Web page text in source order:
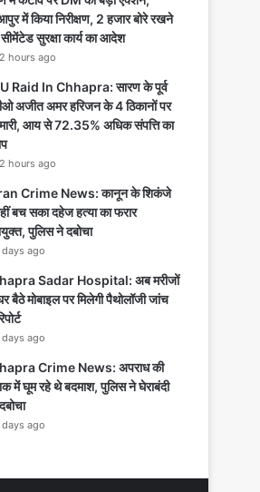
में किया निरीक्षण, 2 हजार बोरे रखने
सुरक्षा कार्य का आदेश
hours ago
Raid In Chhapra: सारण के पूर्व
अजीत अमर हरिजन के 4 ठिकानों पर
आय से 72.35% अधिक संपत्ति का
hours ago
Crime News: कानून के शिकंजे
बच सका दहेज हत्या का फरार
पुलिस ने दबोचा
days ago
Sadar Hospital: अब मरीजों
बैठे मोबाइल पर मिलेगी पैथोलॉजी जांच
days ago
Crime News: अपराध की
में घूम रहे थे बदमाश, पुलिस ने घेराबंदी
days ago